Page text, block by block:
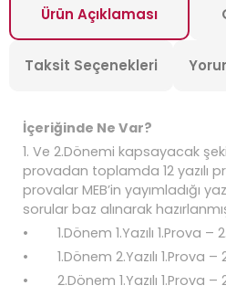
Ürün Açıklaması
Taksit Seçenekleri
İçeriğinde Ne Var?
1. Ve 2.Dönemi kapsayacak
provadan toplamda 12 yazılı
provalar MEB’in yayımladığı
sorular baz alınarak
• 1.Dönem 1.Yazılı 1.Prova –
• 1.Dönem 2.Yazılı 1.Prova –
• 2.Dönem 1.Yazılı 1.Prova –